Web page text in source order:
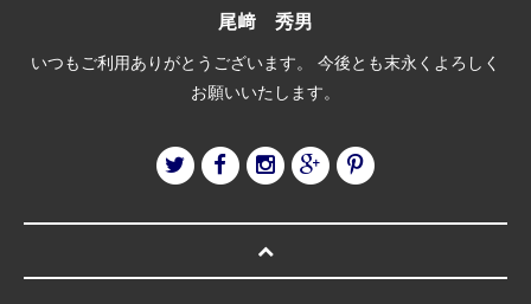
尾﨑 秀男
いつもご利用ありがとうございます。 今後とも末永くよろしく
お願いいたします。